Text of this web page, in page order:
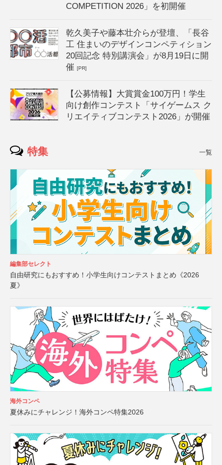
COMPETITION 2026」を初開催
乾久美子や藤本壮介らが登壇、「長谷
工 住まいのデザインコンペティション
20回記念 特別講演会」が8月19日に開
催[PR]
【公募情報】大賞賞金100万円！学生
向け創作コンテスト「サイゲームス ク
リエイティブコンテスト2026」が開催
特集 一覧
編集部セレクト
自由研究にもおすすめ！小学生向けコンテストまとめ《2026
夏》
海外コンペ
夏休みにチャレンジ！海外コンペ特集2026